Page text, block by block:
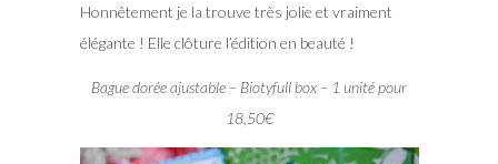
Honnêtement je la trouve très jolie et vraiment
élégante ! Elle clôture l’édition en beauté !
Bague dorée ajustable – Biotyfull box – 1 unité pour
18,50€